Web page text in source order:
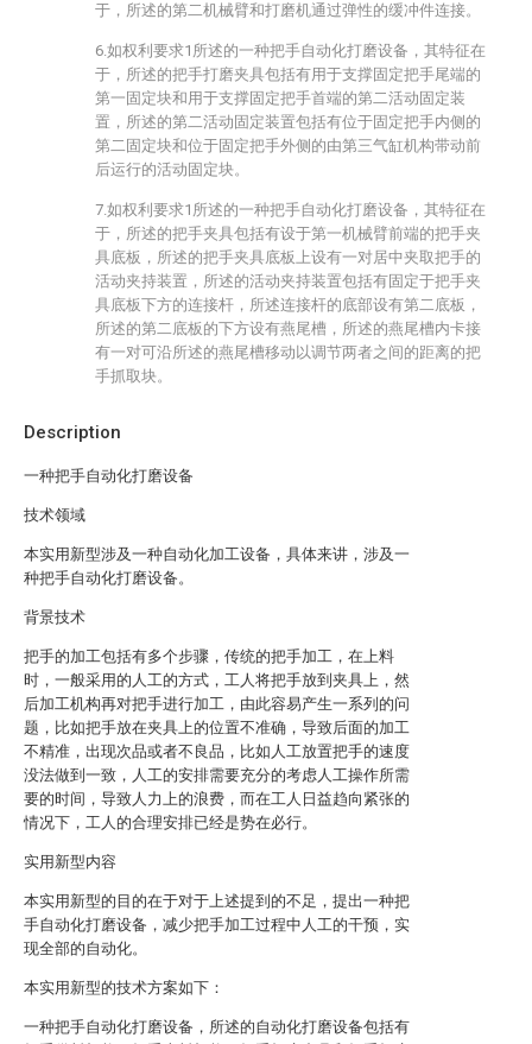
Description
一种把手自动化打磨设备
技术领域
本实用新型涉及一种自动化加工设备，具体来讲，涉及一
种把手自动化打磨设备。
背景技术
把手的加工包括有多个步骤，传统的把手加工，在上料
时，一般采用的人工的方式，工人将把手放到夹具上，然
后加工机构再对把手进行加工，由此容易产生一系列的问
题，比如把手放在夹具上的位置不准确，导致后面的加工
不精准，出现次品或者不良品，比如人工放置把手的速度
没法做到一致，人工的安排需要充分的考虑人工操作所需
要的时间，导致人力上的浪费，而在工人日益趋向紧张的
情况下，工人的合理安排已经是势在必行。
实用新型内容
本实用新型的目的在于对于上述提到的不足，提出一种把
手自动化打磨设备，减少把手加工过程中人工的干预，实
现全部的自动化。
本实用新型的技术方案如下：
一种把手自动化打磨设备，所述的自动化打磨设备包括有
于，所述的第二机械臂和打磨机通过弹性的缓冲件连接。
6.如权利要求1所述的一种把手自动化打磨设备，其特征在
于，所述的把手打磨夹具包括有用于支撑固定把手尾端的
第一固定块和用于支撑固定把手首端的第二活动固定装
置，所述的第二活动固定装置包括有位于固定把手内侧的
第二固定块和位于固定把手外侧的由第三气缸机构带动前
后运行的活动固定块。
7.如权利要求1所述的一种把手自动化打磨设备，其特征在
于，所述的把手夹具包括有设于第一机械臂前端的把手夹
具底板，所述的把手夹具底板上设有一对居中夹取把手的
活动夹持装置，所述的活动夹持装置包括有固定于把手夹
具底板下方的连接杆，所述连接杆的底部设有第二底板，
所述的第二底板的下方设有燕尾槽，所述的燕尾槽内卡接
有一对可沿所述的燕尾槽移动以调节两者之间的距离的把
手抓取块。